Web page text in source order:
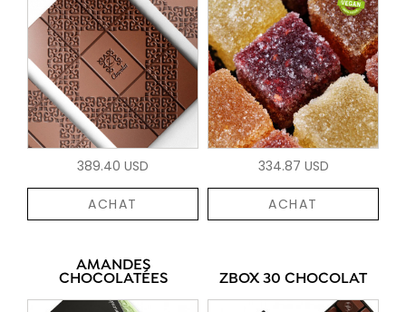
389.40 USD
ACHAT
334.87 USD
ACHAT
AMANDES
CHOCOLATÉES ZBOX 30 CHOCOLAT